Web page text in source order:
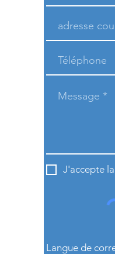
J'accepte
Langue de